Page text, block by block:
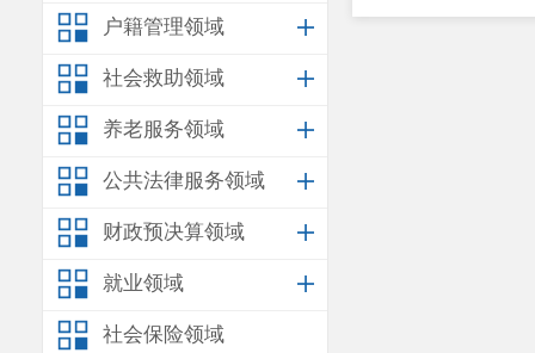
户籍管理领域
社会救助领域
养老服务领域
公共法律服务领域
财政预决算领域
就业领域
社会保险领域